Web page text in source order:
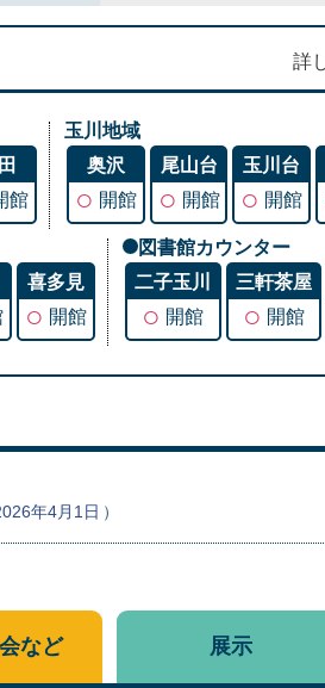
詳
館
玉川地域
奥沢
○ 開館
尾山台
○ 開館
玉川台
○ 開館
喜多見
○ 開館
図書館カウンター
二子玉川
○ 開館
三軒茶屋
○ 開館
年4月1日
など 展示